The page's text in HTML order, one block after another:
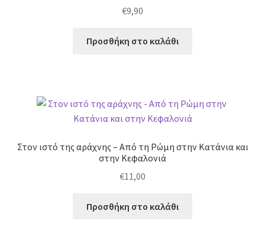
€9,90
Προσθήκη στο καλάθι
Στον ιστό της αράχνης – Από τη Ρώμη στην Κατάνια και
στην Κεφαλονιά
€11,00
Προσθήκη στο καλάθι